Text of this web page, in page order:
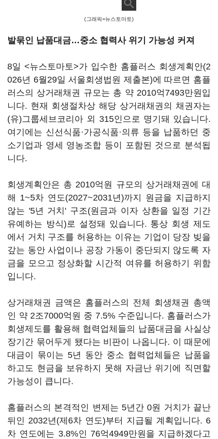
(그래픽=뉴스토마토)
발묶인 납품대금…중소 협력사 위기 가능성 커져
8일 <뉴스토마토>가 입수한 홈플러스 회생계획안(2
026년 6월29일 서울회생법원 제출본)에 따르면 홈플
러스의 상거래채권 규모는 총 약 2010억7493만원입
니다. 현재 회생절차상 해당 상거래채권의 채권자는
(유)그룹세브코리아 외 315인으로 명기돼 있습니다.
여기에는 신선식품·가공식품·의류 등을 납품하던 중
소기업과 영세 영농조합 등이 포함된 것으로 분석됩
니다.
회생계획안은 총 2010억원 규모의 상거래채권에 대
해 1~5차 연도(2027~2031년)까지 원금을 지급하지
않는 '5년 거치' 구조(원금과 이자 상환을 일정 기간
유예하는 방식)로 설정돼 있습니다. 통상 회생 제도
에서 거치 구조를 허용하는 이유는 기업이 당장 빚을
갚는 동안 사업이나 공장 가동이 중단되지 않도록 자
금을 모으고 정상화할 시간적 여유를 허용하기 위함
입니다.
상거래채권 금액은 홈플러스의 전체 회생채권 총액
인 약 2조7000억원 중 7.5% 수준입니다. 홈플러스가
회생제도를 활용해 협력업체들의 납품대금을 사실상
장기간 묶어두게 됐다는 비판이 나옵니다. 이 때문에
대금이 묶이는 5년 동안 중소 협력업체들은 납품을
하고도 현금을 보유하지 못해 자금난 위기에 직면할
가능성이 큽니다.
홈플러스의 본격적인 변제는 5년간 0원 거치가 끝난
뒤인 2032년(제6차 연도)부터 지급될 계획입니다. 6
차 연도에는 3.8%인 76억4949만원을 지급하겠다고